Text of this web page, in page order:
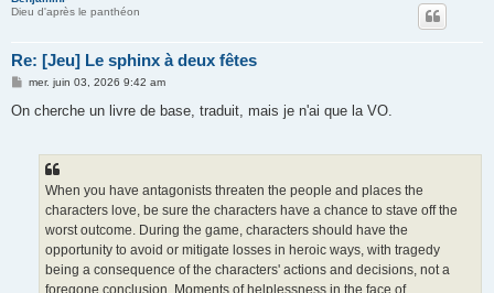
Dieu d'après le panthéon
Re: [Jeu] Le sphinx à deux fêtes
M
s
mer. juin 03, 2026 9:42 am
On cherche un livre de base, traduit, mais je n'ai que la VO.
When you have antagonists threaten the people and places the
characters love, be sure the characters have a chance to stave off the
worst outcome. During the game, characters should have the
opportunity to avoid or mitigate losses in heroic ways, with tragedy
being a consequence of the characters' actions and decisions, not a
foregone conclusion. Moments of helplessness in the face of